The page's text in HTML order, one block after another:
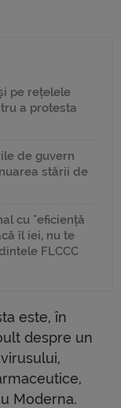
pe rețelele
a protesta
de guvern
stării de
cu "eficiență
îl iei, nu te
FLCCC
este, în
despre un
Moderna.